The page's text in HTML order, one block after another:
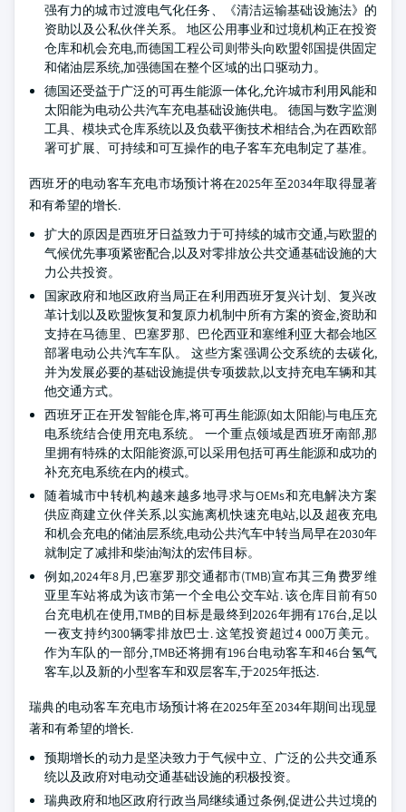
强有力的城市过渡电气化任务、《清洁运输基础设施法》的
资助以及公私伙伴关系。 地区公用事业和过境机构正在投资
仓库和机会充电,而德国工程公司则带头向欧盟邻国提供固定
和储油层系统,加强德国在整个区域的出口驱动力。
德国还受益于广泛的可再生能源一体化,允许城市利用风能和
太阳能为电动公共汽车充电基础设施供电。 德国与数字监测
工具、模块式仓库系统以及负载平衡技术相结合,为在西欧部
署可扩展、可持续和可互操作的电子客车充电制定了基准。
西班牙的电动客车充电市场预计将在2025年至2034年取得显著
和有希望的增长.
扩大的原因是西班牙日益致力于可持续的城市交通,与欧盟的
气候优先事项紧密配合,以及对零排放公共交通基础设施的大
力公共投资。
国家政府和地区政府当局正在利用西班牙复兴计划、复兴改
革计划以及欧盟恢复和复原力机制中所有方案的资金,资助和
支持在马德里、巴塞罗那、巴伦西亚和塞维利亚大都会地区
部署电动公共汽车车队。 这些方案强调公交系统的去碳化,
并为发展必要的基础设施提供专项拨款,以支持充电车辆和其
他交通方式。
西班牙正在开发智能仓库,将可再生能源(如太阳能)与电压充
电系统结合使用充电系统。 一个重点领域是西班牙南部,那
里拥有特殊的太阳能资源,可以采用包括可再生能源和成功的
补充充电系统在内的模式。
随着城市中转机构越来越多地寻求与OEMs和充电解决方案
供应商建立伙伴关系,以实施离机快速充电站,以及超夜充电
和机会充电的储油层系统,电动公共汽车中转当局早在2030年
就制定了减排和柴油淘汰的宏伟目标。
例如,2024年8月,巴塞罗那交通都市(TMB)宣布其三角费罗维
亚里车站将成为该市第一个全电公交车站. 该仓库目前有50
台充电机在使用,TMB的目标是最终到2026年拥有176台,足以
一夜支持约300辆零排放巴士. 这笔投资超过4 000万美元。
作为车队的一部分,TMB还将拥有196台电动客车和46台氢气
客车,以及新的小型客车和双层客车,于2025年抵达.
瑞典的电动客车充电市场预计将在2025年至2034年期间出现显
著和有希望的增长.
预期增长的动力是坚决致力于气候中立、广泛的公共交通系
统以及政府对电动交通基础设施的积极投资。
瑞典政府和地区政府行政当局继续通过条例,促进公共过境的